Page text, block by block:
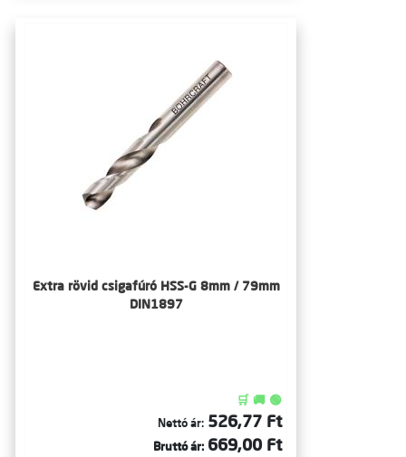
Extra rövid csigafúró HSS-G 8mm / 79mm
DIN1897
🛒 🚚 🟢
Nettó ár: 526,77 Ft
Bruttó ár: 669,00 Ft